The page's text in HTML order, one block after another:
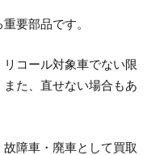
要部品です。
コール対象車でない限
た、直せない場合もあ
障車・廃車として買取